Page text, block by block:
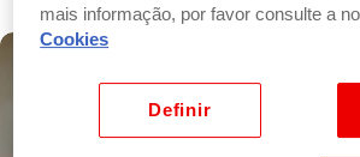
mais informação, por favor consulte a
Cookies
Definir